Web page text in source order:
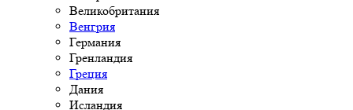
Великобритания
Венгрия
Германия
Гренландия
Греция
Дания
Исландия